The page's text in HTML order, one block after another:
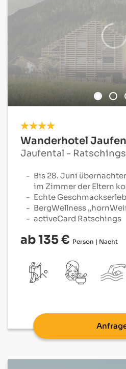
Wanderhotel
Jaufental - Ratschings
Bis 28. Juni
im Zimmer der Eltern
Echte
BergWellness
activeCard Ratschings
ab 135 € Person | Nacht